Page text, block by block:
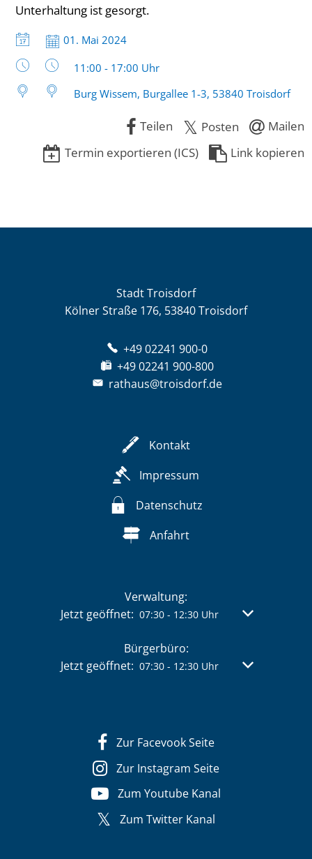
Unterhaltung ist gesorgt.
Datum:
01. Mai 2024
Uhrzeit:
11:00 - 17:00 Uhr
Burg Wissem, Burgallee 1-3, 53840 Troisdorf
Teilen Posten
Mailen
Termin exportieren (ICS)
Link kopieren
Stadt Troisdorf
Kölner Straße 176, 53840 Troisdorf
+49 02241 900-0
+49 02241 900-800
rathaus@troisdorf.de
Kontakt
Impressum
Datenschutz
Anfahrt
Verwaltung:
Klicken, um weitere Öffnungs- oder
Jetzt geöffnet: 07:30- 12:30Uhr Von 07:30
Bürgerbüro:
Klicken, um weitere Öffnungs- oder
Jetzt geöffnet: 07:30- 12:30Uhr Von 07:30
Zur Facevook Seite
Zur Instagram Seite
Zum Youtube Kanal
Zum Twitter Kanal